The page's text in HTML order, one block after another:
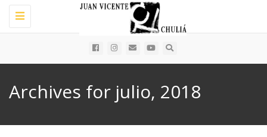
Toggle
navigation
Archives for julio, 2018